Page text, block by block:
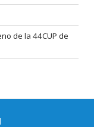
de la 44CUP de